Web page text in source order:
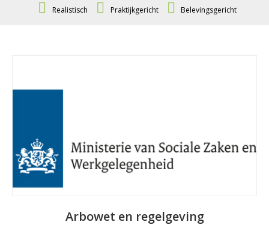
Realistisch Praktijkgericht Belevingsgericht
Arbowet en regelgeving